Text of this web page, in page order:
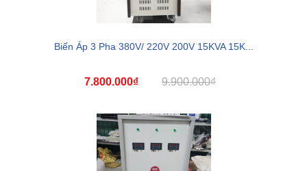
Biến Áp 3 Pha 380V/ 220V 200V 15KVA 15K...
7.800.000₫ 9.900.000₫